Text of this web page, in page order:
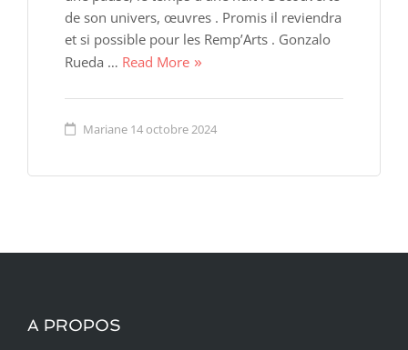
de son univers, œuvres . Promis il reviendra
et si possible pour les Remp’Arts . Gonzalo
Rueda … Read More
Mariane 14 octobre 2024
A PROPOS